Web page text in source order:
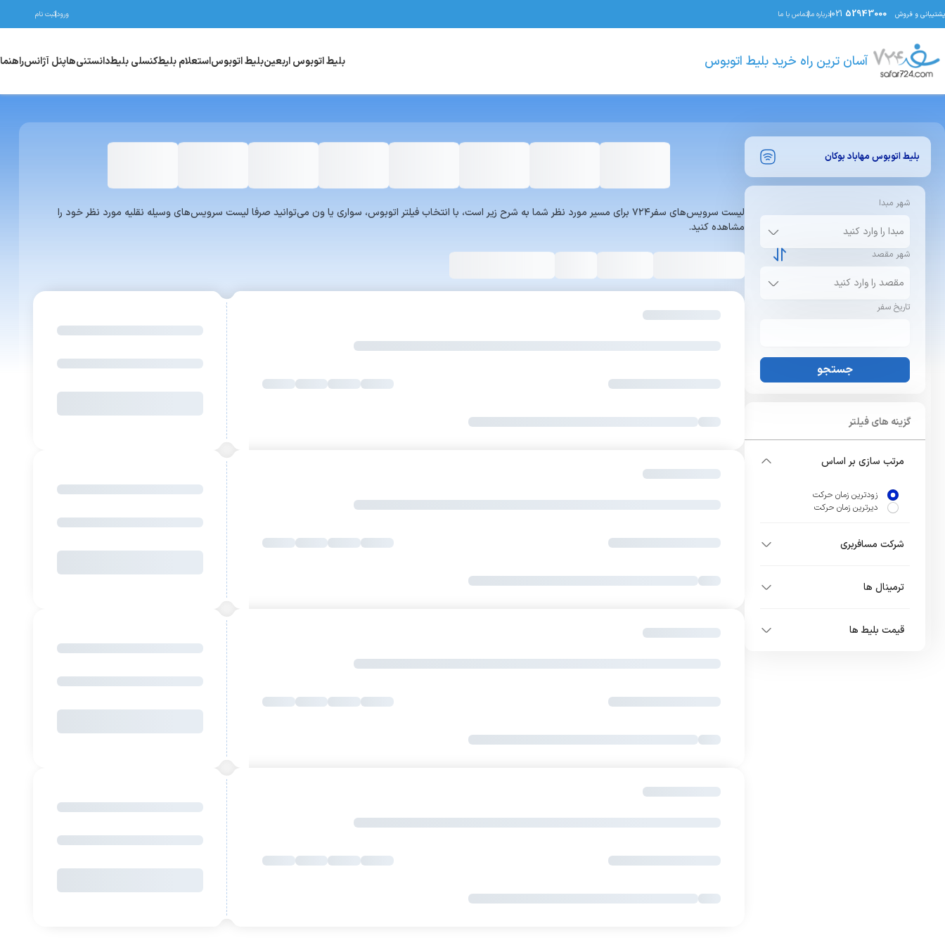
پشتیبانی و فروش 021 52943000 درباره ماتماس با ما ورودثبت نام
آسان ترین راه خرید بلیط اتوبوس بلیط اتوبوس اربعینبلیط اتوبوساستعلام بلیطکنسلی بلیطدانستنی‌هاپنل آژانسراهنما
بلیط اتوبوس مهاباد بوکان
شهر مبدا
شهر مقصد
تاریخ سفر
جستجو
گزینه های فیلتر
مرتب سازی بر اساس
زودترین زمان حرکت
دیرترین زمان حرکت
شرکت مسافربری
ترمینال ها
قیمت بلیط ها
لیست سرویس‌های سفر۷۲۴ برای مسیر مورد نظر شما به شرح زیر است، با انتخاب فیلتر اتوبوس، سواری یا ون می‌توانید صرفا لیست سرویس‌های وسیله نقلیه مورد نظر خود را
مشاهده کنید.